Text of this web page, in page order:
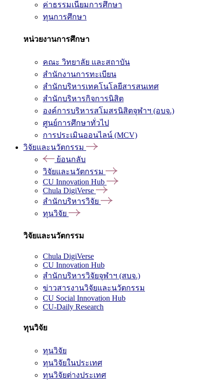
ค่าธรรมเนียมการศึกษา
ทุนการศึกษา
หน่วยงานการศึกษา
คณะ วิทยาลัย และสถาบัน
สำนักงานการทะเบียน
สำนักบริหารเทคโนโลยีสารสนเทศ
สำนักบริหารกิจการนิสิต
องค์การบริหารสโมสรนิสิตจุฬาฯ (อบจ.)
ศูนย์การศึกษาทั่วไป
การประเมินออนไลน์ (MCV)
วิจัยและนวัตกรรม
ย้อนกลับ
วิจัยและนวัตกรรม
CU Innovation Hub
Chula DigiVerse
สำนักบริหารวิจัย
ทุนวิจัย
วิจัยและนวัตกรรม
Chula DigiVerse
CU Innovation Hub
สำนักบริหารวิจัยจุฬาฯ (สบจ.)
ข่าวสารงานวิจัยและนวัตกรรม
CU Social Innovation Hub
CU-Daily Research
ทุนวิจัย
ทุนวิจัย
ทุนวิจัยในประเทศ
ทุนวิจัยต่างประเทศ